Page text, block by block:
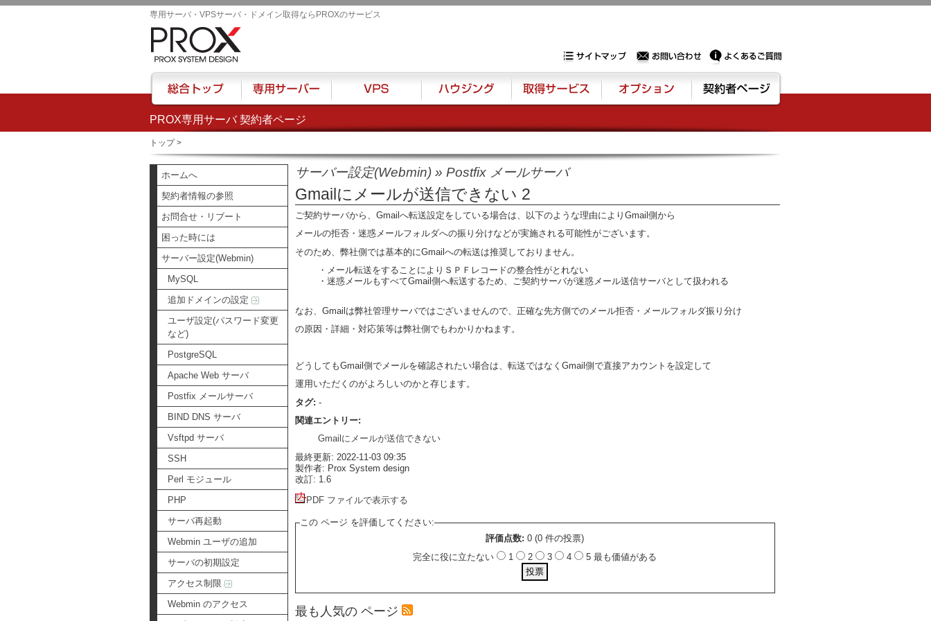
PROX専用サーバ 契約者ページ
専用サーバ・VPSサーバ・ドメイン取得ならPROXのサービス
トップ>
ホームへ
契約者情報の参照
お問合せ・リブート
困った時には
サーバー設定(Webmin)
MySQL
追加ドメインの設定
ユーザ設定(パスワード変更
など)
PostgreSQL
Apache Web サーバ
Postfix メールサーバ
BIND DNS サーバ
Vsftpd サーバ
SSH
Perl モジュール
PHP
サーバ再起動
Webmin ユーザの追加
サーバの初期設定
アクセス制限
Webmin のアクセス
サーバー設定(Webmin)» Postfix メールサーバ
Gmailにメールが送信できない 2
ご契約サーバから、Gmailへ転送設定をしている場合は、以下のような理由によりGmail側から
メールの拒否・迷惑メールフォルダへの振り分けなどが実施される可能性がございます。
そのため、弊社側では基本的にGmailへの転送は推奨しておりません。
・メール転送をすることによりＳＰＦレコードの整合性がとれない
・迷惑メールもすべてGmail側へ転送するため、ご契約サーバが迷惑メール送信サーバとして扱われる
なお、Gmailは弊社管理サーバではございませんので、正確な先方側でのメール拒否・メールフォルダ振り分け
の原因・詳細・対応策等は弊社側でもわかりかねます。
どうしてもGmail側でメールを確認されたい場合は、転送ではなくGmail側で直接アカウントを設定して
運用いただくのがよろしいのかと存じます。
タグ: -
関連エントリー:
Gmailにメールが送信できない
最終更新: 2022-11-03 09:35
製作者: Prox System design
改訂: 1.6
PDF ファイルで表示する
この ページ を評価してください:
評価点数: 0 (0 件の投票)
完全に役に立たない
1 2 3 4 5 最も価値がある
最も人気の ページ
総合トップ 専用サーバー VPS ハウジング 取得サービス オプション 契約者ページ